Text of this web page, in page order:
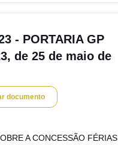
- PORTARIA GP
de 25 de maio de
documento
A CONCESSÃO FÉRIAS